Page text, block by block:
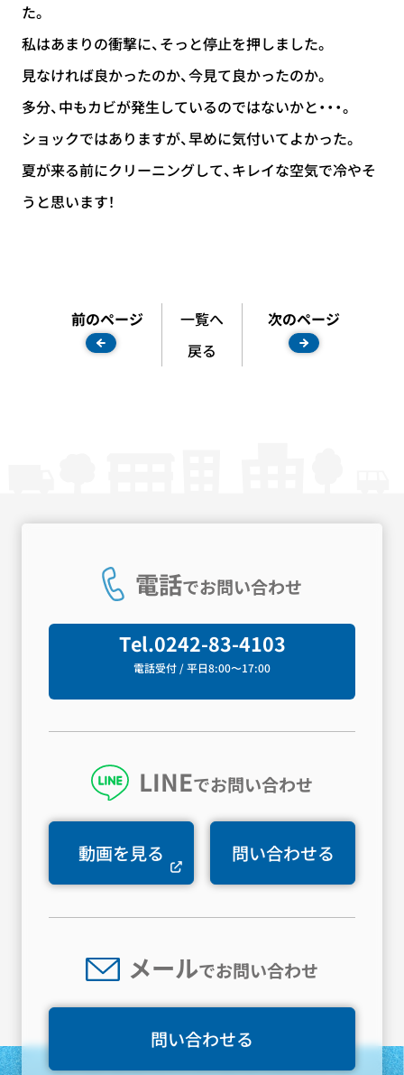
た。
私はあまりの衝撃に、そっと停止を押しました。
見なければ良かったのか、今見て良かったのか。
多分、中もカビが発生しているのではないかと・・・。
ショックではありますが、早めに気付いてよかった。
夏が来る前にクリーニングして、キレイな空気で冷やそ
うと思います！
前のページ
一覧へ
戻る
次のページ
電話でお問い合わせ
Tel.0242-83-4103
電話受付 / 平日8:00〜17:00
LINEでお問い合わせ
動画を見る 問い合わせる
メールでお問い合わせ
問い合わせる